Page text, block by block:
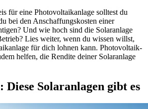
für eine Photovoltaikanlage solltest du
bei den Anschaffungskosten einer
Und wie hoch sind die Solaranlage
Lies weiter, wenn du wissen willst,
für dich lohnen kann. Photovoltaik-
helfen, die Rendite deiner Solaranlage
Diese Solaranlagen gibt es